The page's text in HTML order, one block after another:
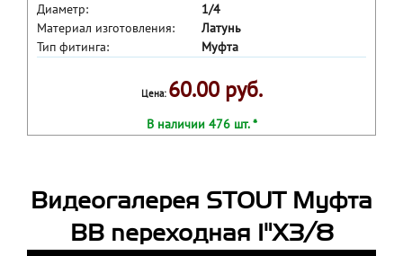
Диаметр:
1/4
Материал изготовления:
Латунь
Тип фитинга:
Муфта
Цена: 60.00 руб.
В наличии 476 шт. *
Видеогалерея STOUT Муфта
ВВ переходная 1"X3/8